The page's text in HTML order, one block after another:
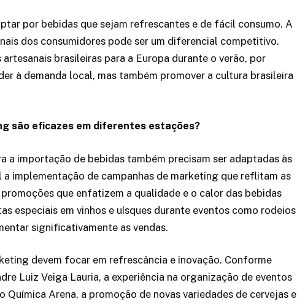
por bebidas que sejam refrescantes e de fácil consumo. A
dos consumidores pode ser um diferencial competitivo.
brasileiras para a Europa durante o verão, por
à demanda local, mas também promover a cultura brasileira
são eficazes em diferentes estações?
a importação de bebidas também precisam ser adaptadas às
implementação de campanhas de marketing que reflitam as
que enfatizem a qualidade e o calor das bebidas
especiais em vinhos e uísques durante eventos como rodeios
significativamente as vendas.
devem focar em refrescância e inovação. Conforme
Luiz Veiga Lauria, a experiência na organização de eventos
Química Arena, a promoção de novas variedades de cervejas e